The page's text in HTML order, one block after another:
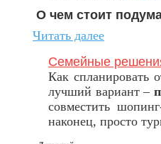
О чем стоит
Читать далее
Семейные
Как спланировать
лучший вариант –
совместить
наконец, просто